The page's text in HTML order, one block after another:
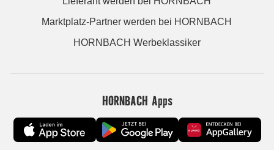
Marktplatz-Partner werden bei HORNBACH
HORNBACH Werbeklassiker
HORNBACH Apps